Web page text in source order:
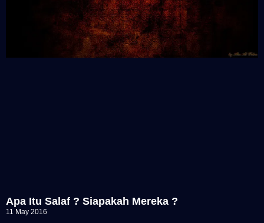
Apa Itu Salaf ? Siapakah Mereka ?
11 May 2016